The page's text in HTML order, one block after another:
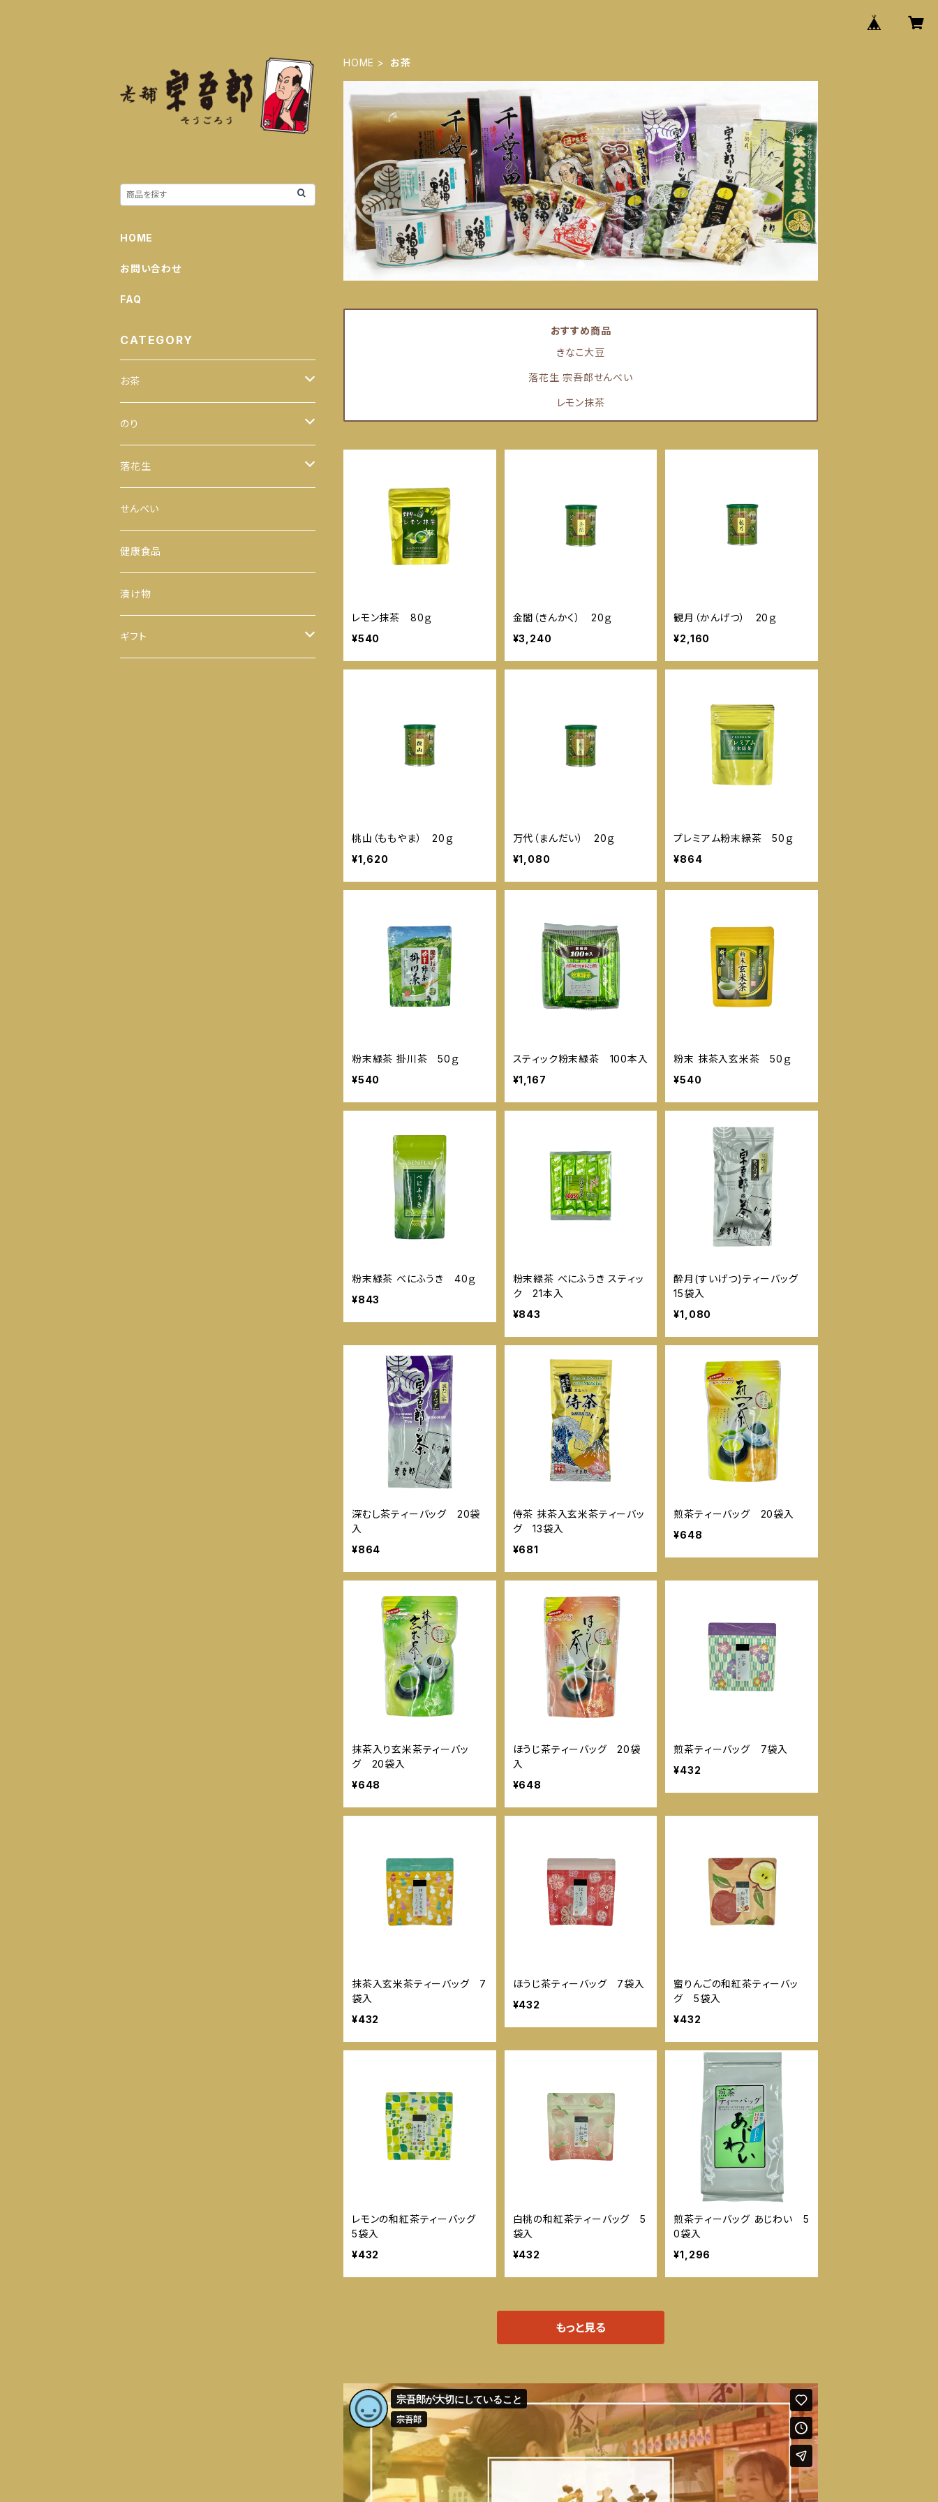
HOME お茶
おすすめ商品
きなこ大豆
落花生 宗吾郎せんべい
レモン抹茶
レモン抹茶 80ｇ
¥540
金閣（きんかく） 20ｇ
¥3,240
観月（かんげつ） 20ｇ
¥2,160
桃山（ももやま） 20ｇ
¥1,620
万代（まんだい） 20ｇ
¥1,080
プレミアム粉末緑茶 50ｇ
¥864
粉末緑茶 掛川茶 50ｇ
¥540
スティック粉末緑茶 100本入
¥1,167
粉末 抹茶入玄米茶 50ｇ
¥540
粉末緑茶 べにふうき 40ｇ
¥843
粉末緑茶 べにふうき スティッ
ク 21本入
¥843
酔月(すいげつ)ティーバッグ
15袋入
¥1,080
深むし茶ティーバッグ 20袋
入
¥864
侍茶 抹茶入玄米茶ティーバッ
グ 13袋入
¥681
煎茶ティーバッグ 20袋入
¥648
抹茶入り玄米茶ティーバッ
グ 20袋入
¥648
ほうじ茶ティーバッグ 20袋
入
¥648
煎茶ティーバッグ 7袋入
¥432
抹茶入玄米茶ティーバッグ 7
袋入
¥432
ほうじ茶ティーバッグ 7袋入
¥432
蜜りんごの和紅茶ティーバッ
グ 5袋入
¥432
レモンの和紅茶ティーバッグ
5袋入
¥432
白桃の和紅茶ティーバッグ 5
袋入
¥432
煎茶ティーバッグ あじわい 5
0袋入
¥1,296
もっと見る
HOME
お問い合わせ
FAQ
CATEGORY
お茶
緑茶
100ｇ
200ｇ
玄米茶
茎茶
玉露
番茶
ほうじ茶
のり
全型
手巻のり
おにぎりのり
カットのり
八千代 八福神のり
落花生
からつき
平袋（中袋サイズ）
一期一会（小袋サイズ）
せんべい
健康食品
漬け物
ギフト